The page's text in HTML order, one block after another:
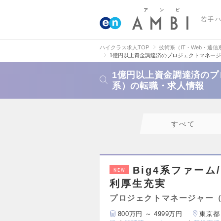
若手
ハイクラス求人TOP
技術系（IT・Web・通信
1億円以上資金調達済のプロジェクトマネー
1億円以上資金調達済の
系）の転職・求人情報
すべて
NEW
Big4系ファー
利厚生充実
プロジェクトマネージャー
800万円 ～ 4999万円
東京都